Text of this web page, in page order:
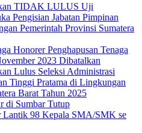
TIDAK LULUS Uji
Pengisian Jabatan Pimpinan
Pemerintah Provinsi Sumatera
Honorer Penghapusan Tenaga
2023 Dibatalkan
Lulus Seleksi Administrasi
Tinggi Pratama di Lingkungan
Barat Tahun 2025
di Sumbar Tutup
Lantik 98 Kepala SMA/SMK se